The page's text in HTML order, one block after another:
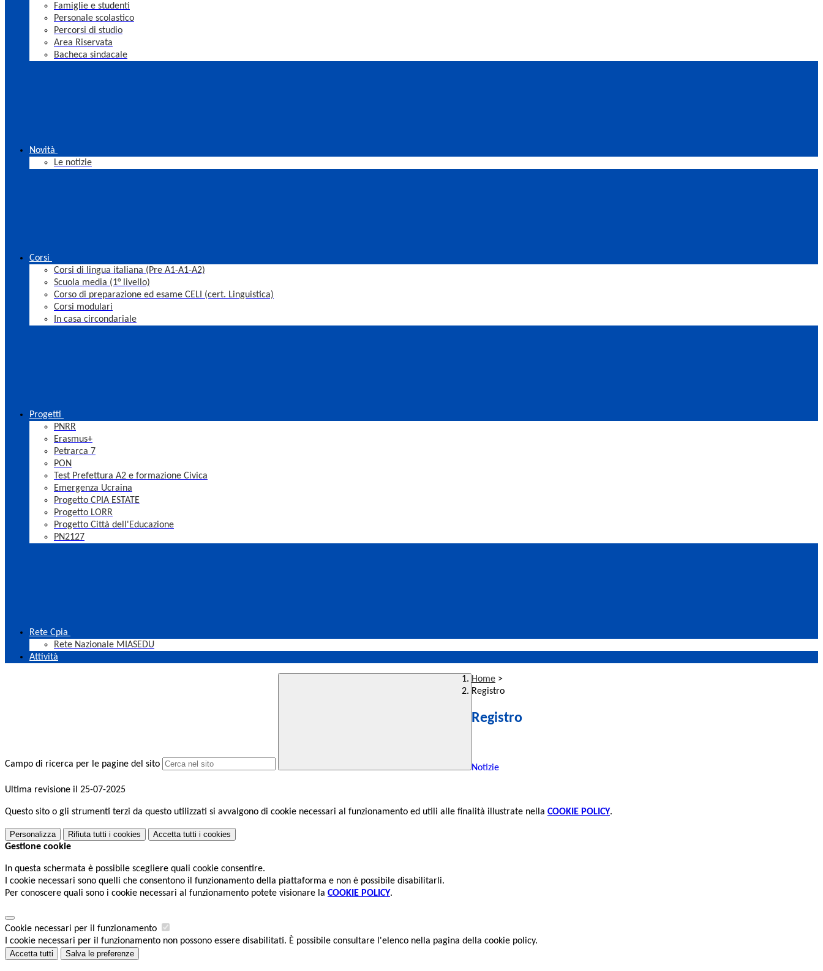
Famiglie e studenti
Personale scolastico
Percorsi di studio
Area Riservata
Bacheca sindacale
Novità
Le notizie
Corsi
Corsi di lingua italiana (Pre A1-A1-A2)
Scuola media (1° livello)
Corso di preparazione ed esame CELI (cert. Linguistica)
Corsi modulari
In casa circondariale
Progetti
PNRR
Erasmus+
Petrarca 7
PON
Test Prefettura A2 e formazione Civica
Emergenza Ucraina
Progetto CPIA ESTATE
Progetto LORR
Progetto Città dell'Educazione
PN2127
Rete Cpia
Rete Nazionale MIASEDU
Attività
Campo di ricerca per le pagine del sito
Home >
Registro
Registro
Notizie
Ultima revisione il 25-07-2025
Questo sito o gli strumenti terzi da questo utilizzati si avvalgono di cookie necessari al funzionamento ed utili alle finalità illustrate nella COOKIE POLICY.
Personalizza Rifiuta tutti i cookies Accetta tutti i cookies
Gestione cookie
In questa schermata è possibile scegliere quali cookie consentire.
I cookie necessari sono quelli che consentono il funzionamento della piattaforma e non è possibile disabilitarli.
Per conoscere quali sono i cookie necessari al funzionamento potete visionare la COOKIE POLICY.
Cookie necessari per il funzionamento
I cookie necessari per il funzionamento non possono essere disabilitati. È possibile consultare l'elenco nella pagina della cookie policy.
Accetta tutti Salva le preferenze